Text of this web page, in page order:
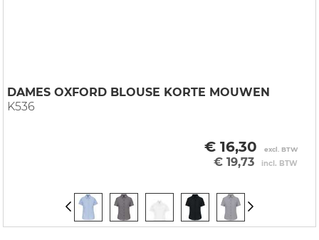
DAMES OXFORD BLOUSE KORTE MOUWEN
K536
€ 16,30 excl. BTW
€ 19,73 incl. BTW